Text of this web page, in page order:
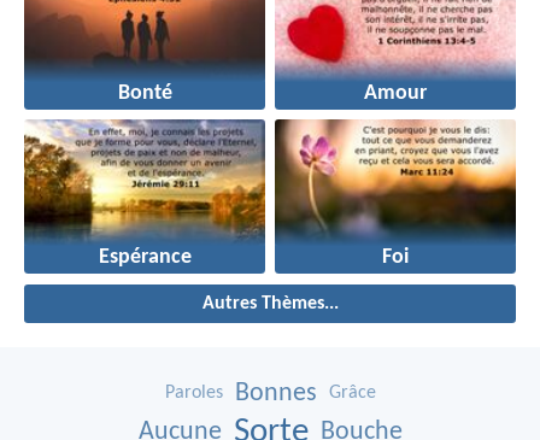
Bonté Amour
Espérance Foi
Autres Thèmes...
Paroles Bonnes Grâce
Aucune Sorte Bouche